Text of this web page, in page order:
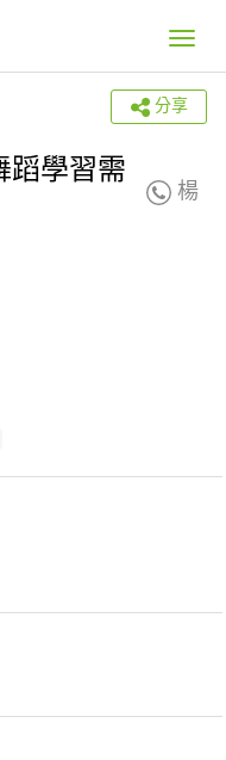
Toggle
分享
蹈學習需
楊